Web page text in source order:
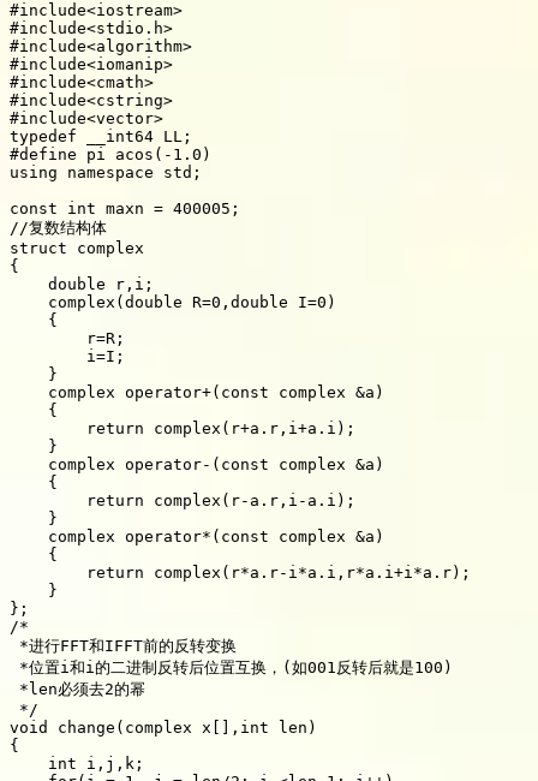
#include<iostream>
#include<stdio.h>
#include<algorithm>
#include<iomanip>
#include<cmath>
#include<cstring>
#include<vector>
typedef __int64 LL ;
#define pi acos(-1.0)
using
namespace std ;
const
int maxn = 400005 ;
//复数结构体
struct
{
double r , i ;
complex ( double R=0 , double I=0 )
{
        r
=R ;
        i
=I ;
}
    complex
operator+( const complex &a )
{
return
complex ( r+a . r , i+a . i ) ;
}
    complex
operator- ( const complex &a )
{
return
complex ( r- a . r , i - a . i ) ;
}
    complex
operator* ( const complex &a )
{
return
complex ( r*a . r- i*a . i , r*a . i+i*a . r) ;
}
} ;
/*
*进行FFT和IFFT前的反转变换
*位置i和i的二进制反转后位置互换，(如001反转后就是100)
*len必须去2的幂
*/
void
change ( complex x , int len )
{
int i , j , k ;